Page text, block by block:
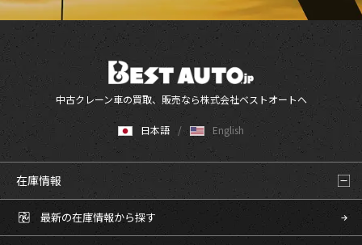
中古クレーン車の買取、販売なら株式会社ベストオートへ
日本語 English
在庫情報
最新の在庫情報から探す